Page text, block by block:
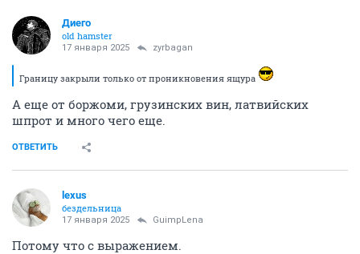
Диего
old hamster
17 января 2025 zyrbagan
Границу закрыли только от проникновения ящура
А еще от боржоми, грузинских вин, латвийских
шпрот и много чего еще.
ОТВЕТИТЬ
lexus
бездельница
17 января 2025 GuimpLena
Потому что с выражением.